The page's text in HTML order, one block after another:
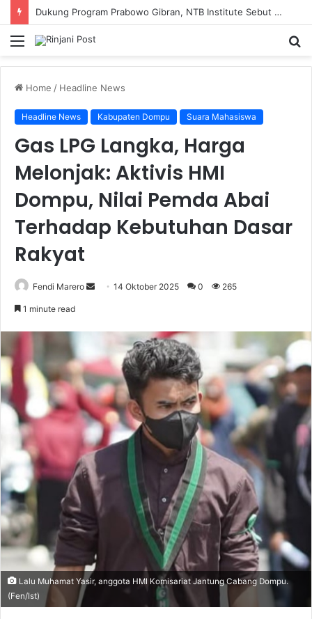
Dukung Program Prabowo Gibran, NTB Institute Sebut MBG dan Kopdes Solusi Percepatan Pembangunan Daerah 3T
Menu
Home / Headline News
Headline News Kabupaten Dompu Suara Mahasiswa
Gas LPG Langka, Harga
Melonjak: Aktivis HMI
Dompu, Nilai Pemda Abai
Terhadap Kebutuhan Dasar
Rakyat
Fendi Marero
Send14 Oktober 2025 0 265
1 minute read
Lalu Muhamat Yasir, anggota HMI Komisariat Jantung Cabang Dompu.
(Fen/Ist)